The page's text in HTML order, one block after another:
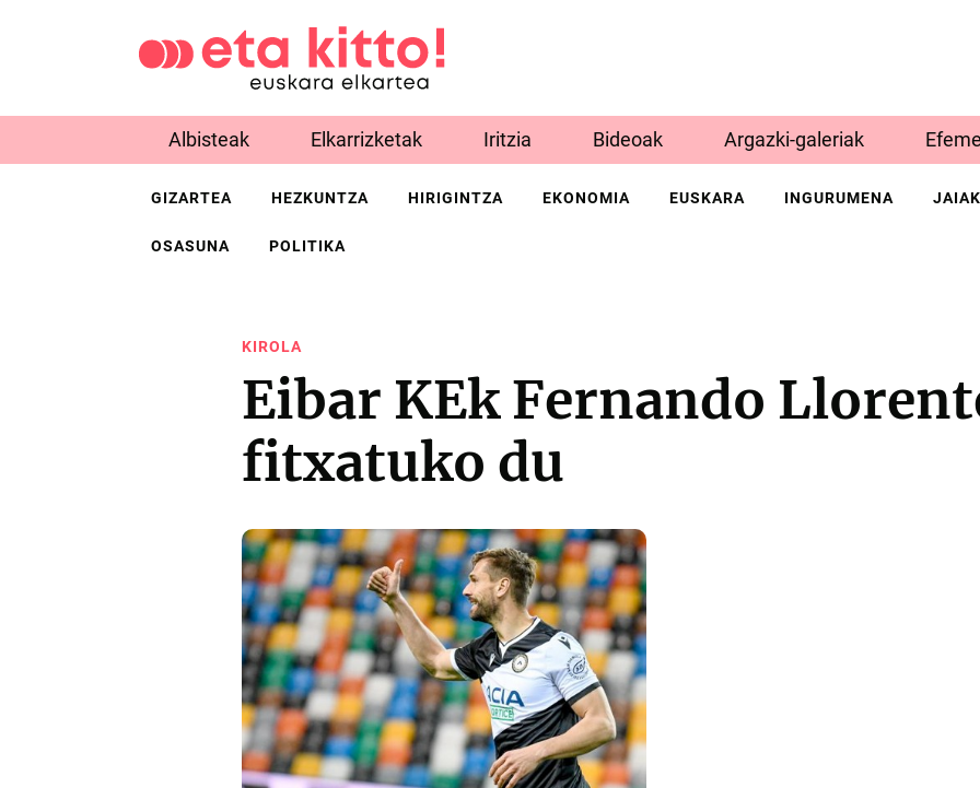
Albisteak Elkarrizketak Iritzia Bideoak Argazki-galeriak
GIZARTEA HEZKUNTZA HIRIGINTZA EKONOMIA EUSKARA INGURUMENA JAIAK
OSASUNA POLITIKA
KIROLA
Eibar KEk Fernando
fitxatuko du